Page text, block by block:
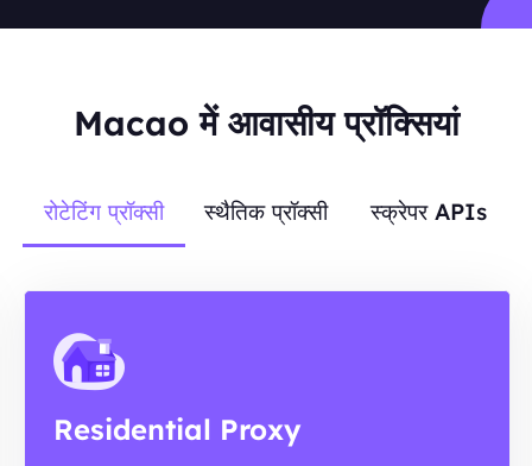
Macao में आवासीय प्रॉक्सियां
रोटेटिंग प्रॉक्सी स्थैतिक प्रॉक्सी स्क्रेपर APIs
Residential Proxy